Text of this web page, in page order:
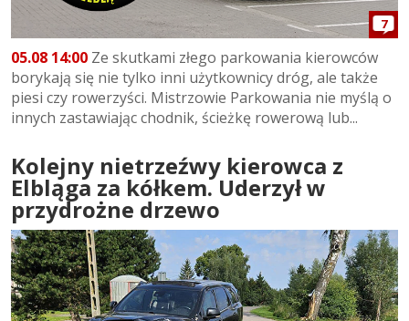
7
05.08 14:00 Ze skutkami złego parkowania kierowców
borykają się nie tylko inni użytkownicy dróg, ale także
piesi czy rowerzyści. Mistrzowie Parkowania nie myślą o
innych zastawiając chodnik, ścieżkę rowerową lub...
Kolejny nietrzeźwy kierowca z
Elbląga za kółkem. Uderzył w
przydrożne drzewo